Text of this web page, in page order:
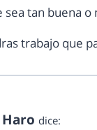
sea tan buena
trabajo que
Haro dice: